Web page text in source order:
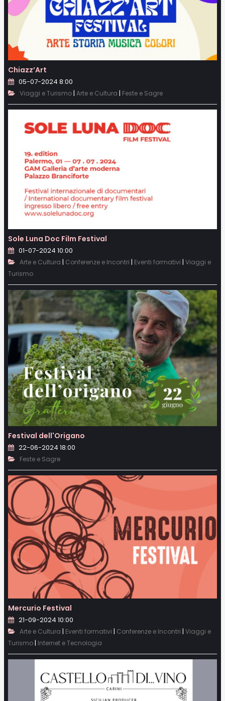
Chiazz’Art
05-07-2024 8:00
Viaggi e Turismo| Arte e Cultura | Feste e Sagre
Sole Luna Doc Film Festival
01-07-2024 10:00
Arte e Cultura | Conferenze e Incontri | Eventi formativi | Viaggi e
Turismo
Festival dell'Origano
22-06-2024 18:00
Feste e Sagre
Mercurio Festival
21-09-2024 10:00
Arte e Cultura | Eventi formativi | Conferenze e Incontri | Viaggi e
Turismo | Internet e Tecnologia